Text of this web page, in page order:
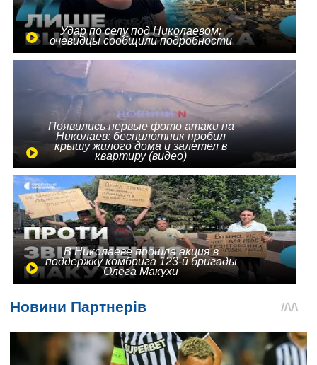
Удар по селу под Николаевом:
очевидцы сообщили подробности
Появились первые фото атаки на
Николаев: беспилотник пробил
крышу жилого дома и залетел в
квартиру (видео)
В Николаеве прошла акция в
поддержку комбрига 123-й бригады
Олега Макухи